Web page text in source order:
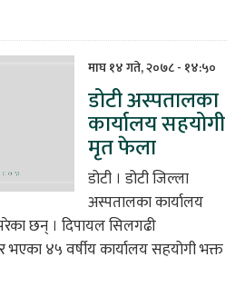
माघ १४ गते, २०७८ - १४:५०
डोटी अस्पतालका
कार्यालय सहयोगी
मृत फेला
डोटी । डोटी जिल्ला
अस्पतालका कार्यालय
छन् । दिपायल सिलगढी
भएका ४५ वर्षीय कार्यालय सहयोगी भक्त